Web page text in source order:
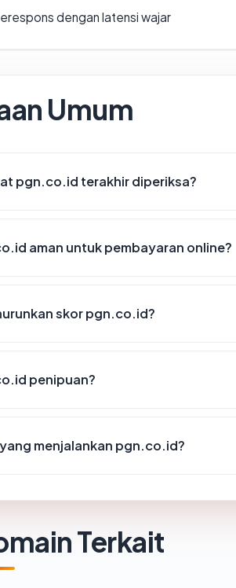
dengan latensi wajar
Umum
pgn.co.id terakhir diperiksa?
aman untuk pembayaran online?
skor pgn.co.id?
penipuan?
menjalankan pgn.co.id?
Terkait